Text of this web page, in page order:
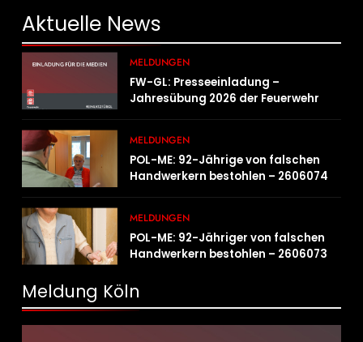
Aktuelle News
MELDUNGEN
FW-GL: Presseeinladung –
Jahresübung 2026 der Feuerwehr
MELDUNGEN
POL-ME: 92-Jährige von falschen
Handwerkern bestohlen – 2606074
MELDUNGEN
POL-ME: 92-Jähriger von falschen
Handwerkern bestohlen – 2606073
Meldung Köln